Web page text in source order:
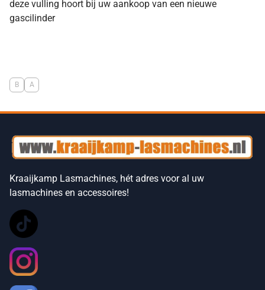
deze vulling hoort bij uw aankoop van een nieuwe
gascilinder
B A
Kraaijkamp Lasmachines, hét adres voor al uw
lasmachines en accessoires!